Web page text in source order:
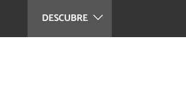
DESCUBRE